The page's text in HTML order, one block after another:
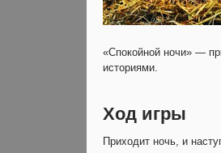
«Спокойной ночи» —
историями.
Ход игры
Приходит ночь, и